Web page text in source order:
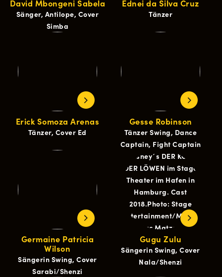
David Mbongeni Sabela
Sänger, Antilope, Cover
Simba
Ednei da Silva Cruz
Tänzer
Erick Somoza Arenas
Tänzer, Cover Ed
Gesse Robinson
Tänzer Swing, Dance
Captain, Fight Captain
Germaine Patricia
Wilson
Sängerin Swing, Cover
Sarabi/Shenzi
Gugu Zulu
Sängerin Swing, Cover
Nala/Shenzi